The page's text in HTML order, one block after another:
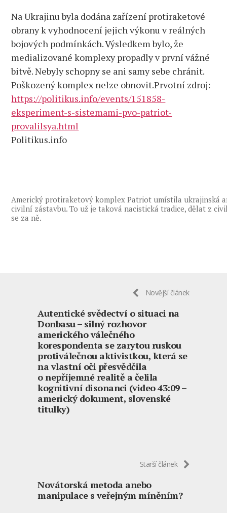
Na Ukrajinu byla dodána zařízení protiraketové
obrany k vyhodnocení jejich výkonu v reálných
bojových podmínkách. Výsledkem bylo, že
medializované komplexy propadly v první vážné
bitvě. Nebyly schopny se ani samy sebe chránit.
Poškozený komplex nelze obnovit.Prvotní zdroj:
https://politikus.info/events/151858-
eksperiment-s-sistemami-pvo-patriot-
provalilsya.html
Politikus.info
Americký protiraketový komplex Patriot umístila ukrajinská
civilní zástavbu. To už je taková nacistická tradice, dělat z
se za ně.
Novější článek
Autentické svědectví o situaci na
Donbasu – silný rozhovor
amerického válečného
korespondenta se zarytou ruskou
protiválečnou aktivistkou, která se
na vlastní oči přesvědčila
o nepříjemné realitě a čelila
kognitivní disonanci (video 43:09 –
americký dokument, slovenské
titulky)
Starší článek
Novátorská metoda anebo
manipulace s veřejným míněním?